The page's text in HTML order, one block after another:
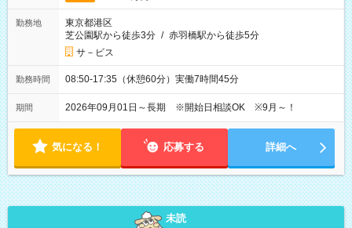
勤務地
東京都港区
芝公園駅から徒歩3分 / 赤羽橋駅から徒歩5分
サ－ビス
勤務時間 08:50-17:35（休憩60分）実働7時間45分
期間 2026年09月01日～長期 ※開始日相談OK ※9月～！
気になる！ 応募する 詳細へ
未読